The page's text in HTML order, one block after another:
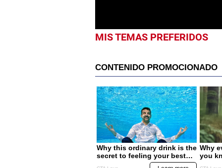
MIS TEMAS PREFERIDOS